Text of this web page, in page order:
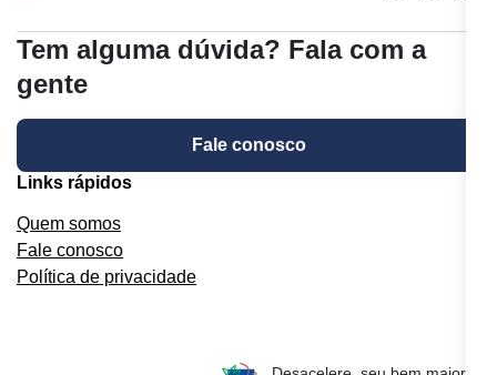
Tem alguma dúvida? Fala com a
gente
Fale conosco
Links rápidos
Quem somos
Fale conosco
Política de privacidade